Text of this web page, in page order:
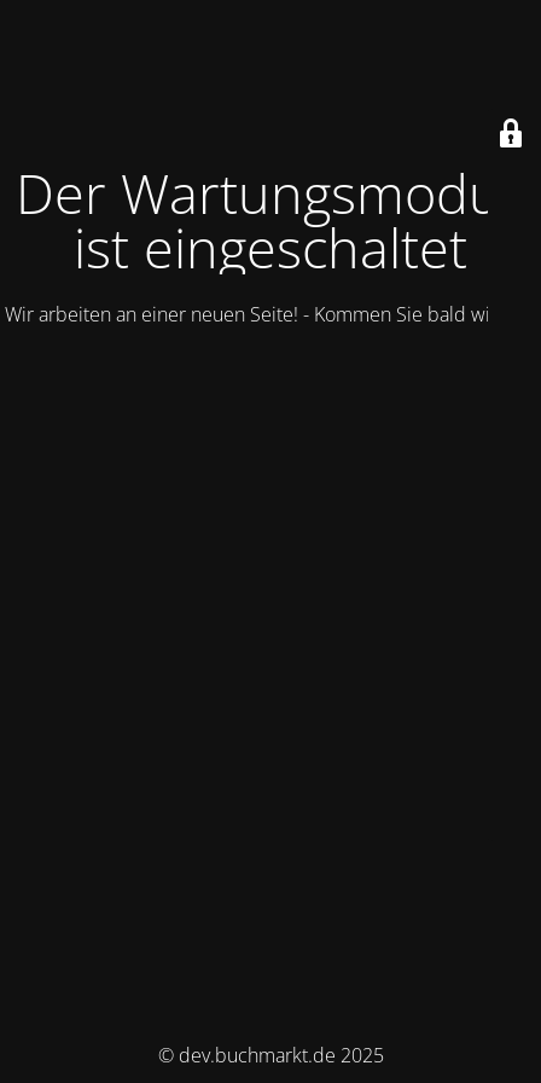
Der Wartungsmodus
ist eingeschaltet
Wir arbeiten an einer neuen Seite! - Kommen Sie bald wieder.
© dev.buchmarkt.de 2025